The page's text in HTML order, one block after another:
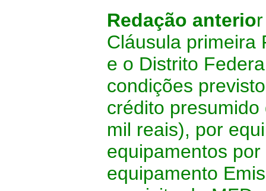
Redação anterio
Cláusula primeira
e o Distrito
condições
crédito
mil reais), por
equipamentos
equipamento